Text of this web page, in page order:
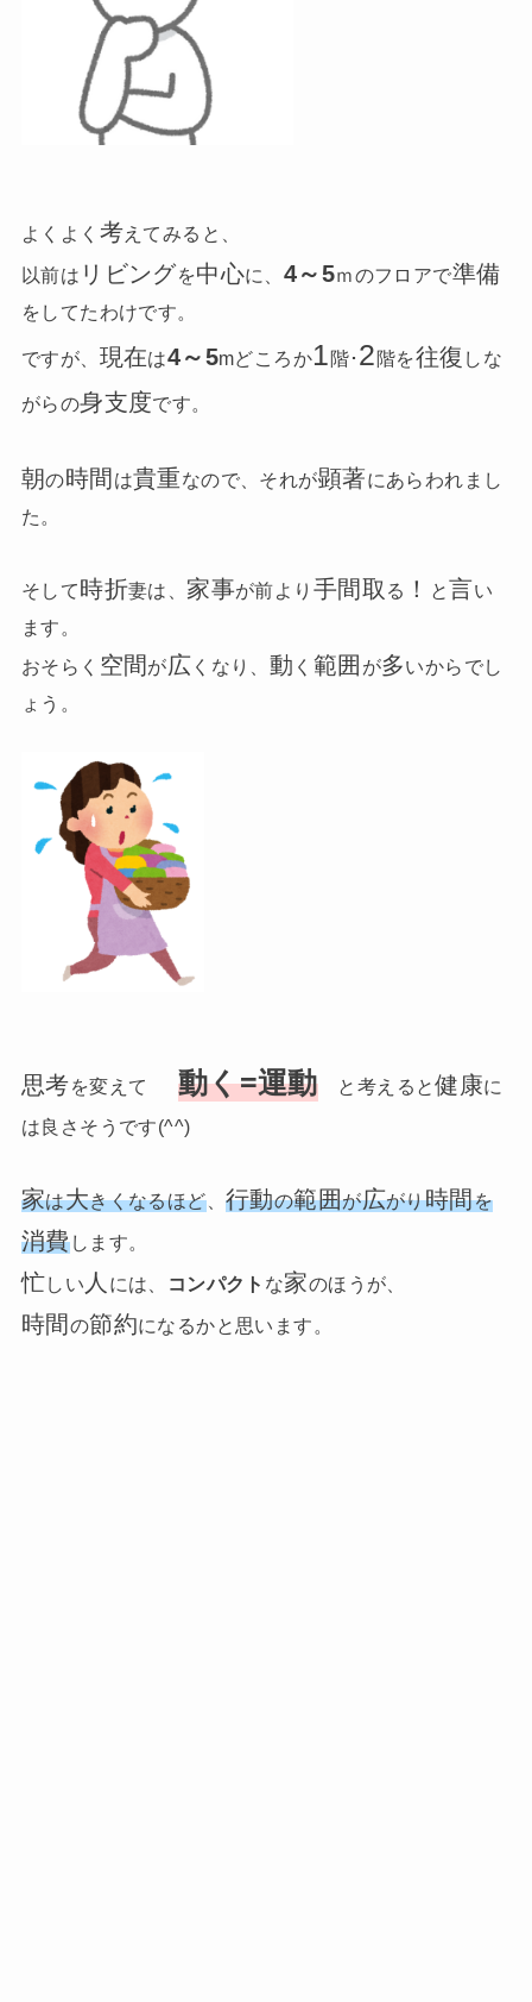
よくよく 考えてみると、
以前は リビングを中心に、 4～5ｍのフロアで準備
をしてたわけです。
ですが、 現在は4～5mどころか1階･ 2階を往復 しな
がらの身支度です。
朝の時間 は貴重なので、それが顕著にあらわれまし
た。
そして時折妻は、 家事が前より 手間取 る ！ と言い
ます。
おそらく 空間が広 くなり、 動 く 範囲 が多いからでし
ょう。
思考を変えて 動く=運動と考えると健康に
は良さそうです(^^)
家は大きくなるほど、行動の範囲が広がり時間を
消費します。
忙しい 人 には、 コンパクト な家のほうが、
時間 の節約になるかと思います。